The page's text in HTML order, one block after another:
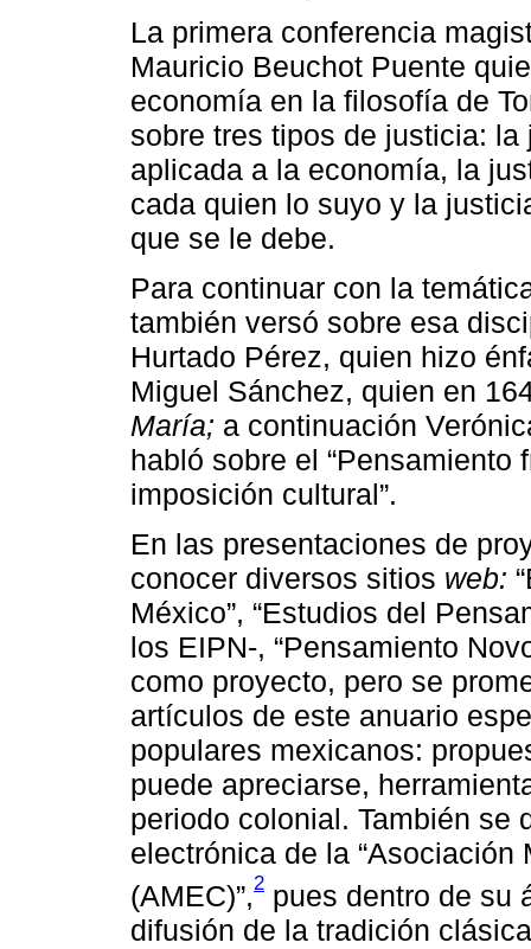
La primera conferencia
Mauricio Beuchot Puente
economía en la filosofía de
sobre tres tipos de justicia:
aplicada a la economía, la
cada quien lo suyo y la
que se le debe.
Para continuar con la
también versó sobre esa
Hurtado Pérez, quien hizo
Miguel Sánchez, quien en
María; a continuación
habló sobre el
imposición cultural”.
En las presentaciones de
conocer diversos sitios web:
México”, “Estudios del
los EIPN-, “Pensamiento
como proyecto, pero se
artículos de este anuario
populares mexicanos:
puede apreciarse,
periodo colonial. También se
electrónica de la
(AMEC)”,2 pues dentro de su
difusión de la tradición